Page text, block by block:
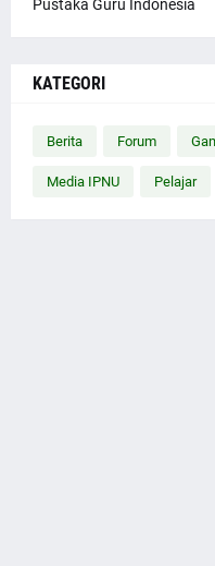
Pustaka Guru Indonesia
KATEGORI
Berita Forum
Media IPNU Pelajar